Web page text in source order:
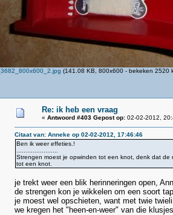
(141.08 KB, 800x600 - bekeken 2520
Re: ik heb een vraag
« Antwoord #403 Gepost op:02-02-2012,
Citaat van: Anneke op 02-02-2012, 17:46:46
Ben ik weer effeties.!
Strengen moest je opwinden tot een knot, denk dat
tot een knot.
je trekt weer een blik herinneringen open,
de strengen kon je wikkelen om een soort
je moest wel opschieten, want met twie
we kregen het "heen-en-weer" van die